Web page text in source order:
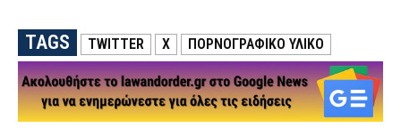
TAGS TWITTER X ΠΟΡΝΟΓΡΑΦΙΚΌ ΥΛΙΚΌ